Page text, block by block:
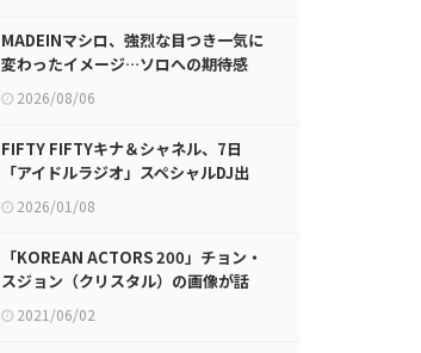
MADEINマシロ、強烈な目つき一気に
変わったイメージ…ソロへの期待感
UP2026/08/06
FIFTY FIFTYキナ＆シャネル、7日
「アイドルラジオ」スペシャルDJ出
撃！2026/01/08
「KOREAN ACTORS 200」チョン・
スジョン（クリスタル）の画像が話
題に2021/06/02